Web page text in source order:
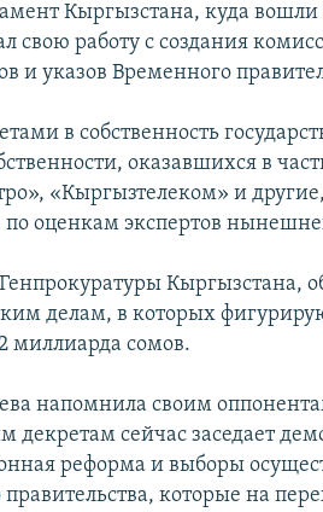
Кыргызстана, куда вошли
свою работу с создания
и указов Временного
в собственность
оказавшихся в
«Кыргызтелеком» и
оценкам экспертов
Кыргызстана,
делам, в которых
миллиарда сомов.
напомнила своим
декретам сейчас заседает
реформа и выборы
которые на